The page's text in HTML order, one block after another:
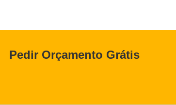
Pedir Orçamento Grátis